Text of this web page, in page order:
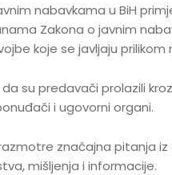
nabavkama u BiH
Zakona o javnim
koje se javljaju prilikom
su predavači prolazili
i ugovorni organi.
značajna pitanja
mišljenja i informacije.